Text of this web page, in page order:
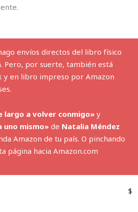
envíos directos del libro físico
Pero, por suerte, también está
y en libro impreso por Amazon
largo a volver conmigo»y
uno mismo» de Natalia Méndez
Amazon de tu país. O pinchando
página hacia Amazon.com
$